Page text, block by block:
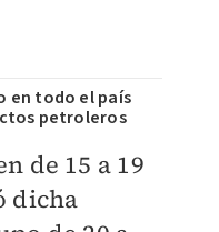
en todo el país
petroleros
de 15 a 19
dicha